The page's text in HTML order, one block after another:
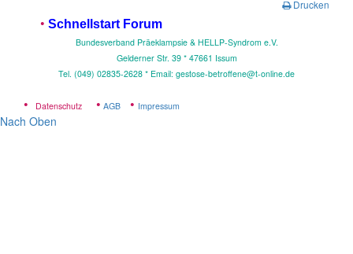
Drucken
• Schnellstart Forum
Bundesverband Präeklampsie & HELLP-Syndrom e.V.
Gelderner Str. 39 * 47661 Issum
Tel. (049) 02835-2628 * Email: gestose-betroffene@t-online.de
• Datenschutz • AGB • Impressum
Nach Oben